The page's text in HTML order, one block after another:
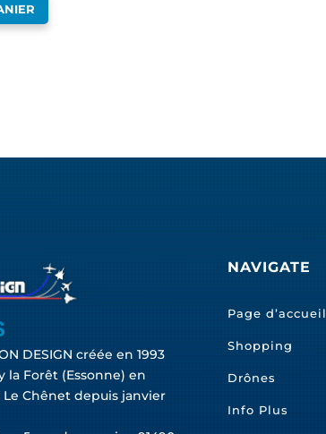
DESIGN créée en 1993
la Forêt (Essonne) en
Chênet depuis janvier
NAVIGATE
Page d’accueil
Shopping
Drônes
Info Plus